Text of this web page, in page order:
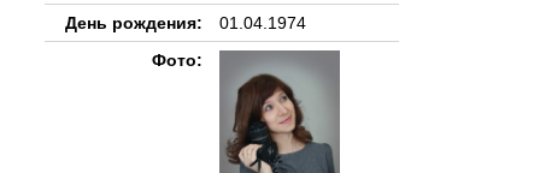
День рождения:
01.04.1974
Фото: